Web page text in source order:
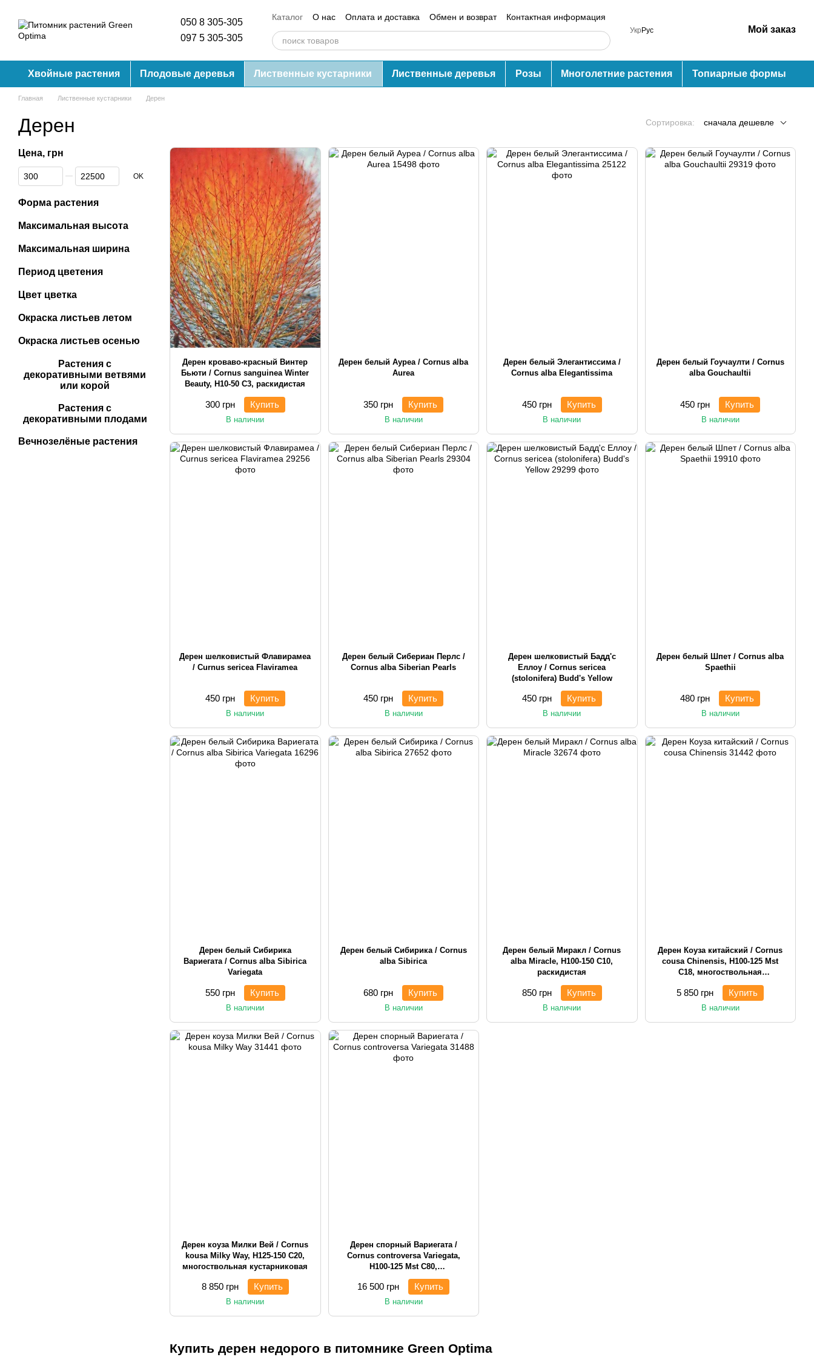
050 8 305-305
097 5 305-305
Каталог О нас Оплата и доставка Обмен и возврат
Контактная информация
Блог
Отзывы о магазине Укр Рус Мой заказ
Хвойные растения Плодовые деревья Лиственные кустарники Лиственные деревья Розы Многолетние растения Топиарные формы
Главная Лиственные кустарники Дерен
Дерен Сортировка: сначала дешевле
Купить дерен недорого в питомнике Green Optima
Дерен кроваво-красный Винтер
Бьюти / Cornus sanguinea Winter
Beauty, H10-50 С3, раскидистая
300 грн Купить
В наличии
Дерен белый Ауреа / Cornus alba
Aurea
350 грн Купить
В наличии
Дерен белый Элегантиссима /
Cornus alba Elegantissima
450 грн Купить
В наличии
Дерен белый Гоучаулти / Cornus
alba Gouchaultii
450 грн Купить
В наличии
Дерен шелковистый Флавирамеа
/ Curnus sericea Flaviramea
450 грн Купить
В наличии
Дерен белый Сибериан Перлс /
Cornus alba Siberian Pearls
450 грн Купить
В наличии
Дерен шелковистый Бадд'с
Еллоу / Cornus sericea
(stolonifera) Budd's Yellow
450 грн Купить
В наличии
Дерен белый Шпет / Cornus alba
Spaethii
480 грн Купить
В наличии
Дерен белый Сибирика
Вариегата / Cornus alba Sibirica
Variegata
550 грн Купить
В наличии
Дерен белый Сибирика / Cornus
alba Sibirica
680 грн Купить
В наличии
Дерен белый Миракл / Cornus
alba Miracle, H100-150 С10,
раскидистая
850 грн Купить
В наличии
Дерен Коуза китайский / Cornus
cousa Chinensis, H100-125 Mst
С18, многоствольная
кустарниковая
5 850 грн Купить
В наличии
Дерен коуза Милки Вей / Cornus
kousa Milky Way, H125-150 С20,
многоствольная кустарниковая
8 850 грн Купить
В наличии
Дерен спорный Вариегата /
Cornus controversa Variegata,
H100-125 Mst С80,
многоствольная кустарниковая
16 500 грн Купить
В наличии
Цена, грн
От Цена, грн
До Цена, грн OK
Форма растения
Максимальная высота
Максимальная ширина
Период цветения
Цвет цветка
Окраска листьев летом
Окраска листьев осенью
Растения с
декоративными ветвями
или корой
Растения с
декоративными плодами
Вечнозелёные растения